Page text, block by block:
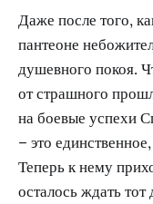
Даже после того,
пантеоне
душевного покоя.
от страшного
на боевые успехи
– это
Теперь к нему
осталось ждать